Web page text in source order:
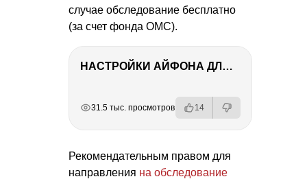
случае обследование бесплатно
(за счет фонда ОМС).
НАСТРОЙКИ АЙФОНА ДЛЯ ФОТО И ВИДЕО
31.5 тыс. просмотров 14
Рекомендательным правом для
направления на обследование